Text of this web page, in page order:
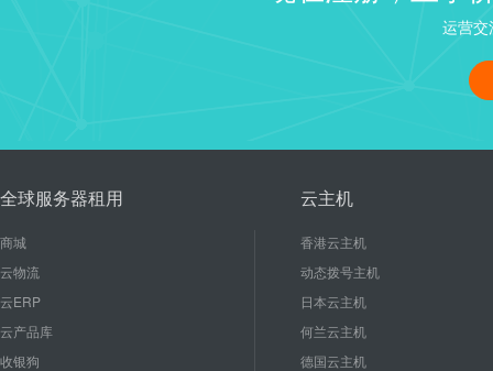
linux修改管理员密码、
使用linux能节省成本和后期
运营交
全球服务器租用
商城
云物流
云ERP
云产品库
收银狗
云主机
香港云主机
动态拨号主机
日本云主机
何兰云主机
德国云主机